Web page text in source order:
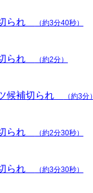
られ （約3分40秒）
られ （約2分）
候補切られ （約3分）
られ （約2分30秒）
られ （約3分30秒）